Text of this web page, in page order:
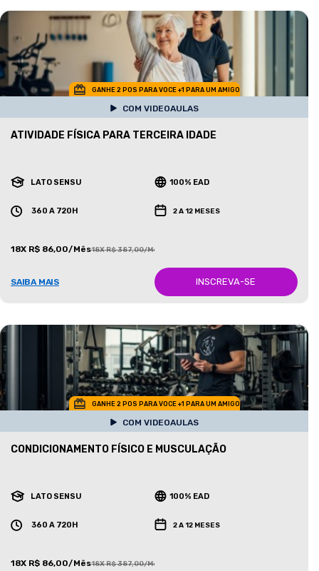
GANHE 2 POS PARA VOCE +1 PARA UM AMIGO
COM VIDEOAULAS
ATIVIDADE FÍSICA PARA TERCEIRA IDADE
LATO SENSU 100% EAD
360 A 720H 2 A 12 MESES
18X R$ 86,00/Mês18X R$ 387,00/Mês
SAIBA MAIS INSCREVA-SE
GANHE 2 POS PARA VOCE +1 PARA UM AMIGO
COM VIDEOAULAS
CONDICIONAMENTO FÍSICO E MUSCULAÇÃO
LATO SENSU 100% EAD
360 A 720H 2 A 12 MESES
18X R$ 86,00/Mês18X R$ 387,00/Mês